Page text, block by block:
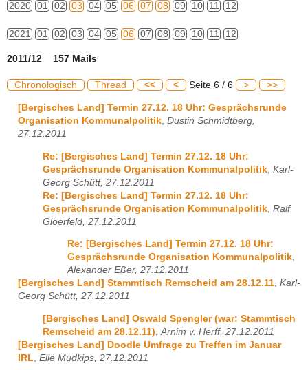
2020 01 02 03 04 05 06 07 08 09 10 11 12
2021 01 02 03 04 05 06 07 08 09 10 11 12
2011/12 157 Mails
Chronologisch Thread << < Seite 6 / 6 > >>
[Bergisches Land] Termin 27.12. 18 Uhr: Gesprächsrunde
Organisation Kommunalpolitik Dustin Schmidtberg,
27.12.2011
Re: [Bergisches Land] Termin 27.12. 18 Uhr:
Gesprächsrunde Organisation Kommunalpolitik Karl-
Georg Schütt, 27.12.2011
Re: [Bergisches Land] Termin 27.12. 18 Uhr:
Gesprächsrunde Organisation Kommunalpolitik Ralf
Gloerfeld, 27.12.2011
Re: [Bergisches Land] Termin 27.12. 18 Uhr:
Gesprächsrunde Organisation Kommunalpolitik,
Alexander Eßer, 27.12.2011
[Bergisches Land] Stammtisch Remscheid am 28.12.11, Karl-
Georg Schütt, 27.12.2011
[Bergisches Land] Oswald Spengler (war: Stammtisch
Remscheid am 28.12.11) Arnim v. Herff, 27.12.2011
[Bergisches Land] Doodle Umfrage zu Treffen im Januar
IRL Elle Mudkips, 27.12.2011